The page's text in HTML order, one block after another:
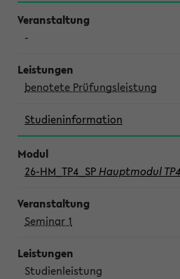
-
benotete Prüfungsleistung
Studieninformation
26-HM_TP4_SPHauptmodul
Seminar 1
Studienleistung